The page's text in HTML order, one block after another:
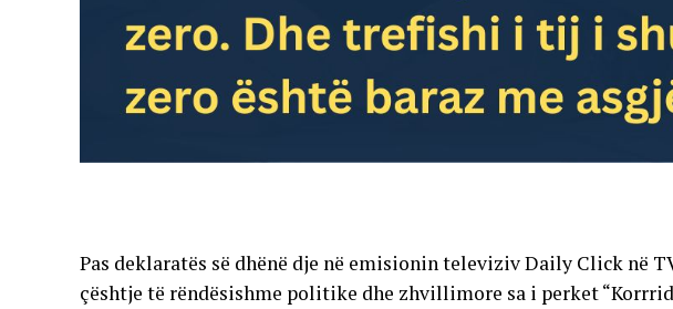
Pas deklaratës së dhënë dje në emisionin televiziv Daily Click në
çështje të rëndësishme politike dhe zhvillimore sa i perket